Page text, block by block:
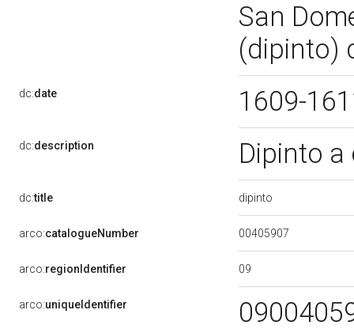
San
(dipinto)
dc:date 1609-
dc:description Dipinto
dc:title dipinto
arco:catalogueNumber 00405907
arco:regionIdentifier 09
arco:uniqueIdentifier